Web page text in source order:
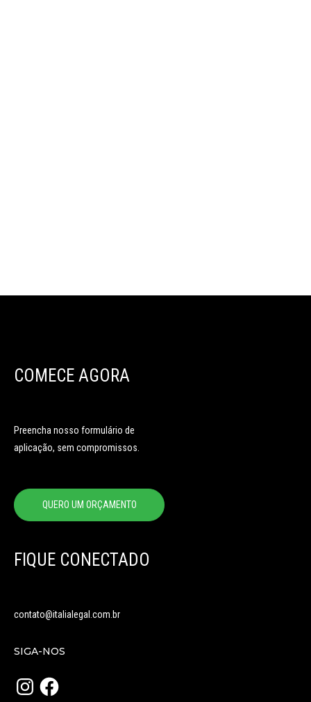
COMECE AGORA
Preencha nosso formulário de
aplicação, sem compromissos.
QUERO UM ORÇAMENTO
FIQUE CONECTADO
contato@italialegal.com.br
SIGA-NOS
InstagramFacebook